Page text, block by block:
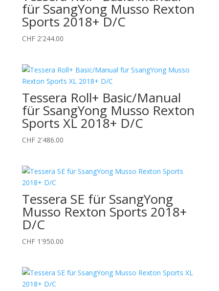
für SsangYong Musso Rexton
Sports 2018+ D/C
CHF2'244.00
Tessera Roll+ Basic/Manual
für SsangYong Musso Rexton
Sports XL 2018+ D/C
CHF2'486.00
Tessera SE für SsangYong
Musso Rexton Sports 2018+
D/C
CHF1'950.00